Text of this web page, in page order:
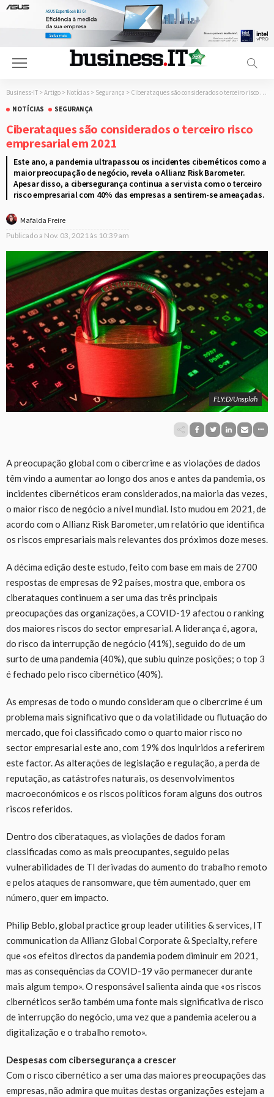
Business-IT > Artigo > Notícias > Segurança > Ciberataques são considerados o terceiro risco empresarial em 2021
NOTÍCIAS
SEGURANÇA
Ciberataques são considerados o terceiro risco
empresarial em 2021
Este ano, a pandemia ultrapassou os incidentes cibernéticos como a
maior preocupação de negócio, revela o Allianz Risk Barometer.
Apesar disso, a cibersegurança continua a ser vista como o terceiro
risco empresarial com 40% das empresas a sentirem-se ameaçadas.
Mafalda Freire
Publicado a Nov. 03, 2021 às 10:39 am
FLY:D/Unsplah
A preocupação global com o cibercrime e as violações de dados
têm vindo a aumentar ao longo dos anos e antes da pandemia, os
incidentes cibernéticos eram considerados, na maioria das vezes,
o maior risco de negócio a nível mundial. Isto mudou em 2021, de
acordo com o Allianz Risk Barometer, um relatório que identifica
os riscos empresariais mais relevantes dos próximos doze meses.
A décima edição deste estudo, feito com base em mais de 2700
respostas de empresas de 92 países, mostra que, embora os
ciberataques continuem a ser uma das três principais
preocupações das organizações, a COVID-19 afectou o ranking
dos maiores riscos do sector empresarial. A liderança é, agora,
do risco da interrupção de negócio (41%), seguido do de um
surto de uma pandemia (40%), que subiu quinze posições; o top 3
é fechado pelo risco cibernético (40%).
As empresas de todo o mundo consideram que o cibercrime é um
problema mais significativo que o da volatilidade ou flutuação do
mercado, que foi classificado como o quarto maior risco no
sector empresarial este ano, com 19% dos inquiridos a referirem
este factor. As alterações de legislação e regulação, a perda de
reputação, as catástrofes naturais, os desenvolvimentos
macroeconómicos e os riscos políticos foram alguns dos outros
riscos referidos.
Dentro dos ciberataques, as violações de dados foram
classificadas como as mais preocupantes, seguido pelas
vulnerabilidades de TI derivadas do aumento do trabalho remoto
e pelos ataques de ransomware, que têm aumentado, quer em
número, quer em impacto.
Philip Beblo, global practice group leader utilities & services, IT
communication da Allianz Global Corporate & Specialty, refere
que «os efeitos directos da pandemia podem diminuir em 2021,
mas as consequências da COVID-19 vão permanecer durante
mais algum tempo». O responsável salienta ainda que «os riscos
cibernéticos serão também uma fonte mais significativa de risco
de interrupção do negócio, uma vez que a pandemia acelerou a
digitalização e o trabalho remoto».
Despesas com cibersegurança a crescer
Com o risco cibernético a ser uma das maiores preocupações das
empresas, não admira que muitas destas organizações estejam a